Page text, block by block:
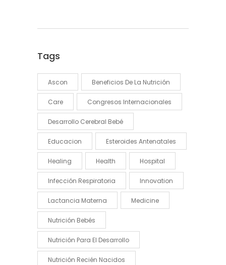
Tags
Ascon Beneficios De La Nutrición
Care Congresos Internacionales
Desarrollo Cerebral Bebé
Educacion Esteroides Antenatales
Healing Health Hospital
Infección Respiratoria Innovation
Lactancia Materna Medicine
Nutrición Bebés
Nutrición Para El Desarrollo
Nutrición Recién Nacidos